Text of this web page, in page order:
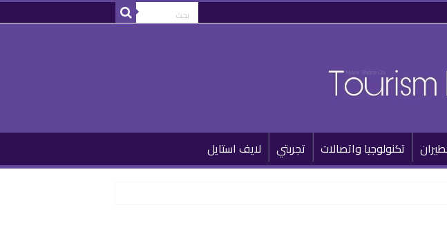
تكنولوجيا واتصالات تجربتي لايف استايل